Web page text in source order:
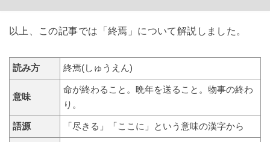
以上、この記事では「終焉」について解説しました。
読み方 終焉(しゅうえん)
意味
命が終わること。晩年を送ること。物事の終わ
り。
語源 「尽きる」「ここに」という意味の漢字から